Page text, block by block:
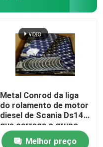
Metal Conrod da liga
do rolamento de motor
diesel de Scania Ds14
que carrega o grupo
Melhor preço